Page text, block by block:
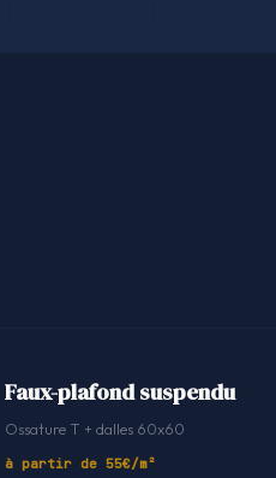
Faux-plafond suspendu
Ossature T + dalles 60x60
à partir de 55€/m²